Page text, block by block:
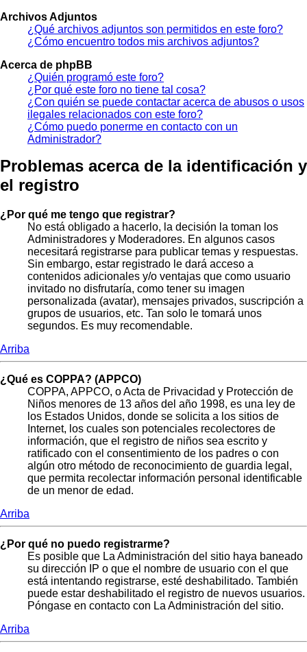
Archivos Adjuntos
¿Qué archivos adjuntos son permitidos en este foro?
¿Cómo encuentro todos mis archivos adjuntos?
Acerca de phpBB
¿Quién programó este foro?
¿Por qué este foro no tiene tal cosa?
¿Con quién se puede contactar acerca de abusos o usos
ilegales relacionados con este foro?
¿Cómo puedo ponerme en contacto con un
Administrador?
Problemas acerca de la identificación y
el registro
¿Por qué me tengo que registrar?
No está obligado a hacerlo, la decisión la toman los
Administradores y Moderadores. En algunos casos
necesitará registrarse para publicar temas y respuestas.
Sin embargo, estar registrado le dará acceso a
contenidos adicionales y/o ventajas que como usuario
invitado no disfrutaría, como tener su imagen
personalizada (avatar), mensajes privados, suscripción a
grupos de usuarios, etc. Tan solo le tomará unos
segundos. Es muy recomendable.
Arriba
¿Qué es COPPA? (APPCO)
COPPA, APPCO, o Acta de Privacidad y Protección de
Niños menores de 13 años del año 1998, es una ley de
los Estados Unidos, donde se solicita a los sitios de
Internet, los cuales son potenciales recolectores de
información, que el registro de niños sea escrito y
ratificado con el consentimiento de los padres o con
algún otro método de reconocimiento de guardia legal,
que permita recolectar información personal identificable
de un menor de edad.
Arriba
¿Por qué no puedo registrarme?
Es posible que La Administración del sitio haya baneado
su dirección IP o que el nombre de usuario con el que
está intentando registrarse, esté deshabilitado. También
puede estar deshabilitado el registro de nuevos usuarios.
Póngase en contacto con La Administración del sitio.
Arriba